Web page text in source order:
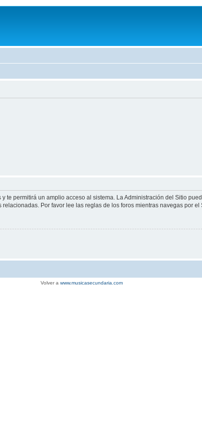
te permitirá un amplio acceso al sistema. La Administración del Sitio
Por favor lee las reglas de los foros mientras navegas por el
Volver a www.musicasecundaria.com